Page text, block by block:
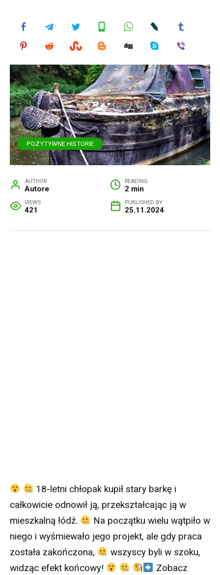
POZYTYWNE HISTORIE
AUTHOR
Autore
READING
2 min
VIEWS
421
PUBLISHED BY
25.11.2024
18-letni chłopak kupił stary barkę i
całkowicie odnowił ją, przekształcając ją w
mieszkalną łódź.
Na początku wielu wątpiło w
niego i wyśmiewało jego projekt, ale gdy praca
została zakończona,
wszyscy byli w szoku,
widząc efekt końcowy!
Zobacz